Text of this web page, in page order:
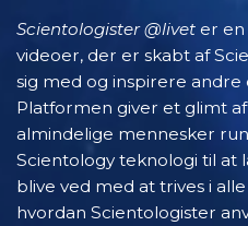
Scientologister @livet er
videoer, der er skabt af
sig med og inspirere andre
Platformen giver et glimt
almindelige mennesker
Scientology teknologi til
blive ved med at trives i
hvordan Scientologister